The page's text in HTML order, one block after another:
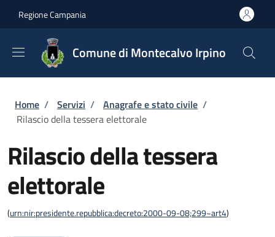
Regione Campania
Comune di Montecalvo Irpino
Briciole di pane
Home / Servizi / Anagrafe e stato civile /
Rilascio della tessera elettorale
Rilascio della tessera
elettorale
(urn:nir:presidente.repubblica:decreto:2000-09-08;299~art4)